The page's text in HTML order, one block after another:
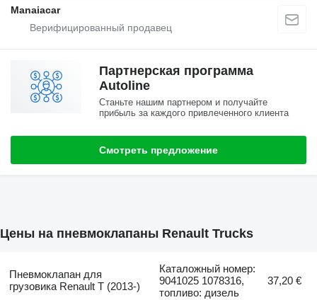
Manaiacar
Партнерская программа
Autoline
Станьте нашим партнером и получайте
прибыль за каждого привлеченного клиента
Смотреть предложение
Цены на пневмоклапаны Renault Trucks
Пневмоклапан для
грузовика Renault T (2013-)
Каталожный номер:
9041025 1078316,
топливо: дизель
37,20 €